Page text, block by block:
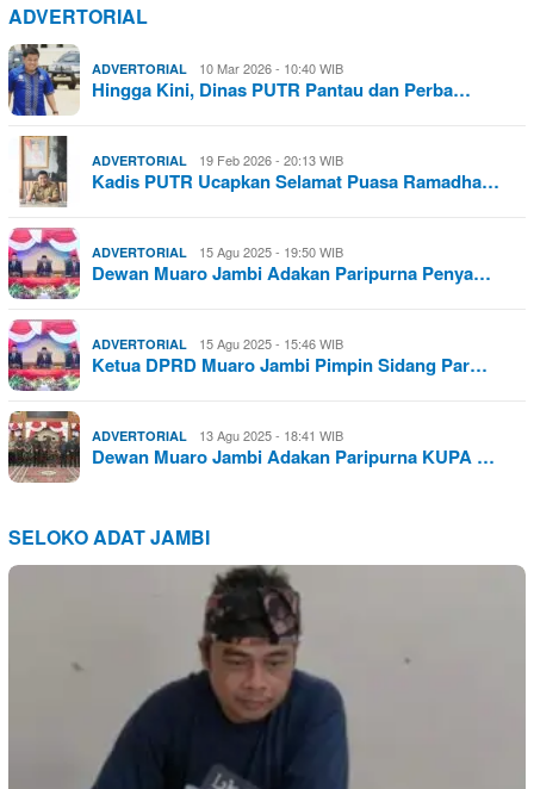
ADVERTORIAL
ADVERTORIAL 10 Mar 2026 - 10:40 WIB
Hingga Kini, Dinas PUTR Pantau dan Perba…
ADVERTORIAL 19 Feb 2026 - 20:13 WIB
Kadis PUTR Ucapkan Selamat Puasa Ramadha…
ADVERTORIAL 15 Agu 2025 - 19:50 WIB
Dewan Muaro Jambi Adakan Paripurna Penya…
ADVERTORIAL 15 Agu 2025 - 15:46 WIB
Ketua DPRD Muaro Jambi Pimpin Sidang Par…
ADVERTORIAL 13 Agu 2025 - 18:41 WIB
Dewan Muaro Jambi Adakan Paripurna KUPA …
SELOKO ADAT JAMBI